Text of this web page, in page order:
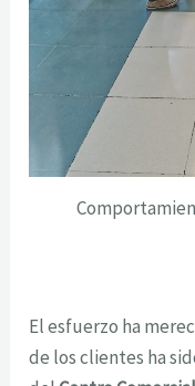
El esfuerzo ha
de los clientes ha